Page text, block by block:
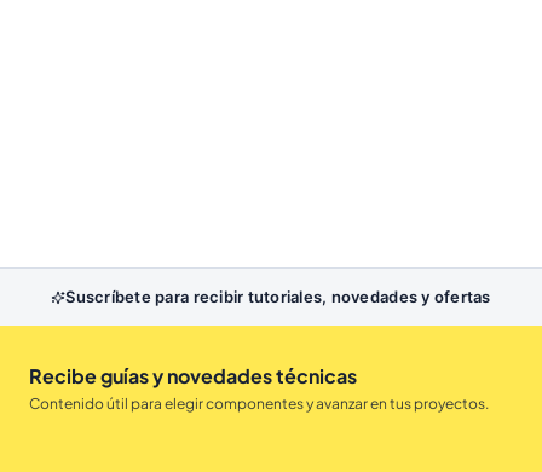
Suscríbete para recibir tutoriales, novedades y ofertas
Recibe guías y novedades técnicas
Contenido útil para elegir componentes y avanzar en tus proyectos.